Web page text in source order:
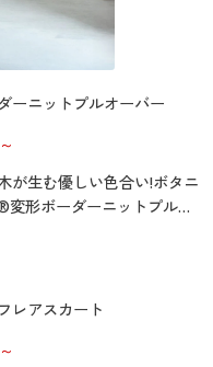
ーニットプルオーバー
～
が生む優しい色合い!ボタニ
変形ボーダーニットプルオ
レアスカート
～